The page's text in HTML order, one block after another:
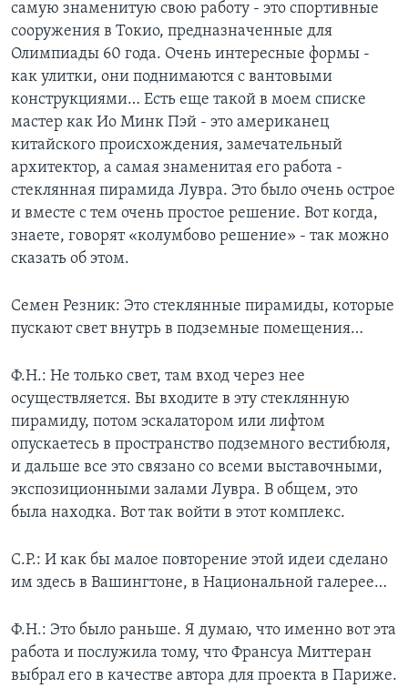
самую знаменитую свою работу - это спортивные
сооружения в Токио, предназначенные для
Олимпиады 60 года. Очень интересные формы -
как улитки, они поднимаются с вантовыми
конструкциями… Есть еще такой в моем списке
мастер как Ио Минк Пэй - это американец
китайского происхождения, замечательный
архитектор, а самая знаменитая его работа -
стеклянная пирамида Лувра. Это было очень острое
и вместе с тем очень простое решение. Вот когда,
знаете, говорят «колумбово решение» - так можно
сказать об этом.
Семен Резник: Это стеклянные пирамиды, которые
пускают свет внутрь в подземные помещения…
Ф.Н.: Не только свет, там вход через нее
осуществляется. Вы входите в эту стеклянную
пирамиду, потом эскалатором или лифтом
опускаетесь в пространство подземного вестибюля,
и дальше все это связано со всеми выставочными,
экспозиционными залами Лувра. В общем, это
была находка. Вот так войти в этот комплекс.
С.Р.: И как бы малое повторение этой идеи сделано
им здесь в Вашингтоне, в Национальной галерее…
Ф.Н.: Это было раньше. Я думаю, что именно вот эта
работа и послужила тому, что Франсуа Миттеран
выбрал его в качестве автора для проекта в Париже.